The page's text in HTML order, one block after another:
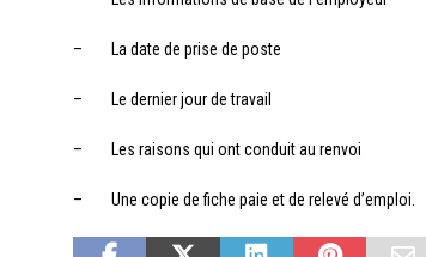
– La date de prise de poste
– Le dernier jour de travail
– Les raisons qui ont conduit au renvoi
– Une copie de fiche paie et de relevé d’emploi.